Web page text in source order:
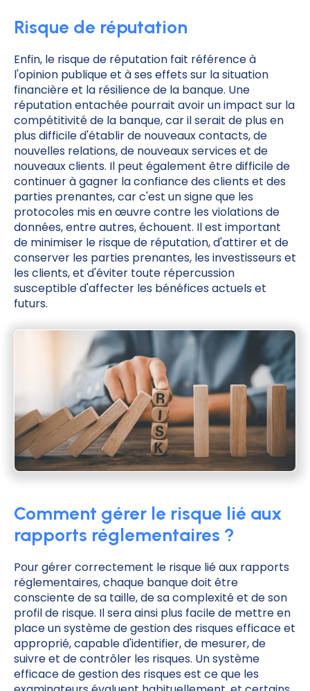
Risque de réputation
Enfin, le risque de réputation fait référence à
l'opinion publique et à ses effets sur la situation
financière et la résilience de la banque. Une
réputation entachée pourrait avoir un impact sur la
compétitivité de la banque, car il serait de plus en
plus difficile d'établir de nouveaux contacts, de
nouvelles relations, de nouveaux services et de
nouveaux clients. Il peut également être difficile de
continuer à gagner la confiance des clients et des
parties prenantes, car c'est un signe que les
protocoles mis en œuvre contre les violations de
données, entre autres, échouent. Il est important
de minimiser le risque de réputation, d'attirer et de
conserver les parties prenantes, les investisseurs et
les clients, et d'éviter toute répercussion
susceptible d'affecter les bénéfices actuels et
futurs.
Comment gérer le risque lié aux
rapports réglementaires ?
Pour gérer correctement le risque lié aux rapports
réglementaires, chaque banque doit être
consciente de sa taille, de sa complexité et de son
profil de risque. Il sera ainsi plus facile de mettre en
place un système de gestion des risques efficace et
approprié, capable d'identifier, de mesurer, de
suivre et de contrôler les risques. Un système
efficace de gestion des risques est ce que les